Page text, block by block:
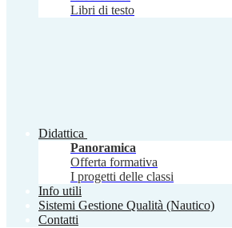
Libri di testo
Didattica
Panoramica
Offerta formativa
I progetti delle classi
Info utili
Sistemi Gestione Qualità (Nautico)
Contatti